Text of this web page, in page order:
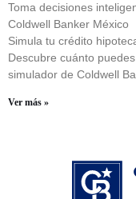
Toma decisiones
Coldwell Banker México
Simula tu crédito
Descubre cuánto
simulador de Coldwell
Ver más »